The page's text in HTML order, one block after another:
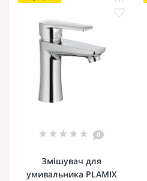
0
Змішувач для
умивальника PLAMIX